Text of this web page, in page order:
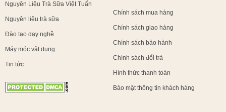
Nguyên Liệu Trà Sữa Việt Tuấn
Nguyên liệu trà sữa
Đào tạo dạy nghề
Máy móc vật dụng
Tin tức
Chính sách mua hàng
Chính sách giao hàng
Chính sách bảo hành
Chính sách đổi trả
Hình thức thanh toán
Bảo mật thông tin khách hàng